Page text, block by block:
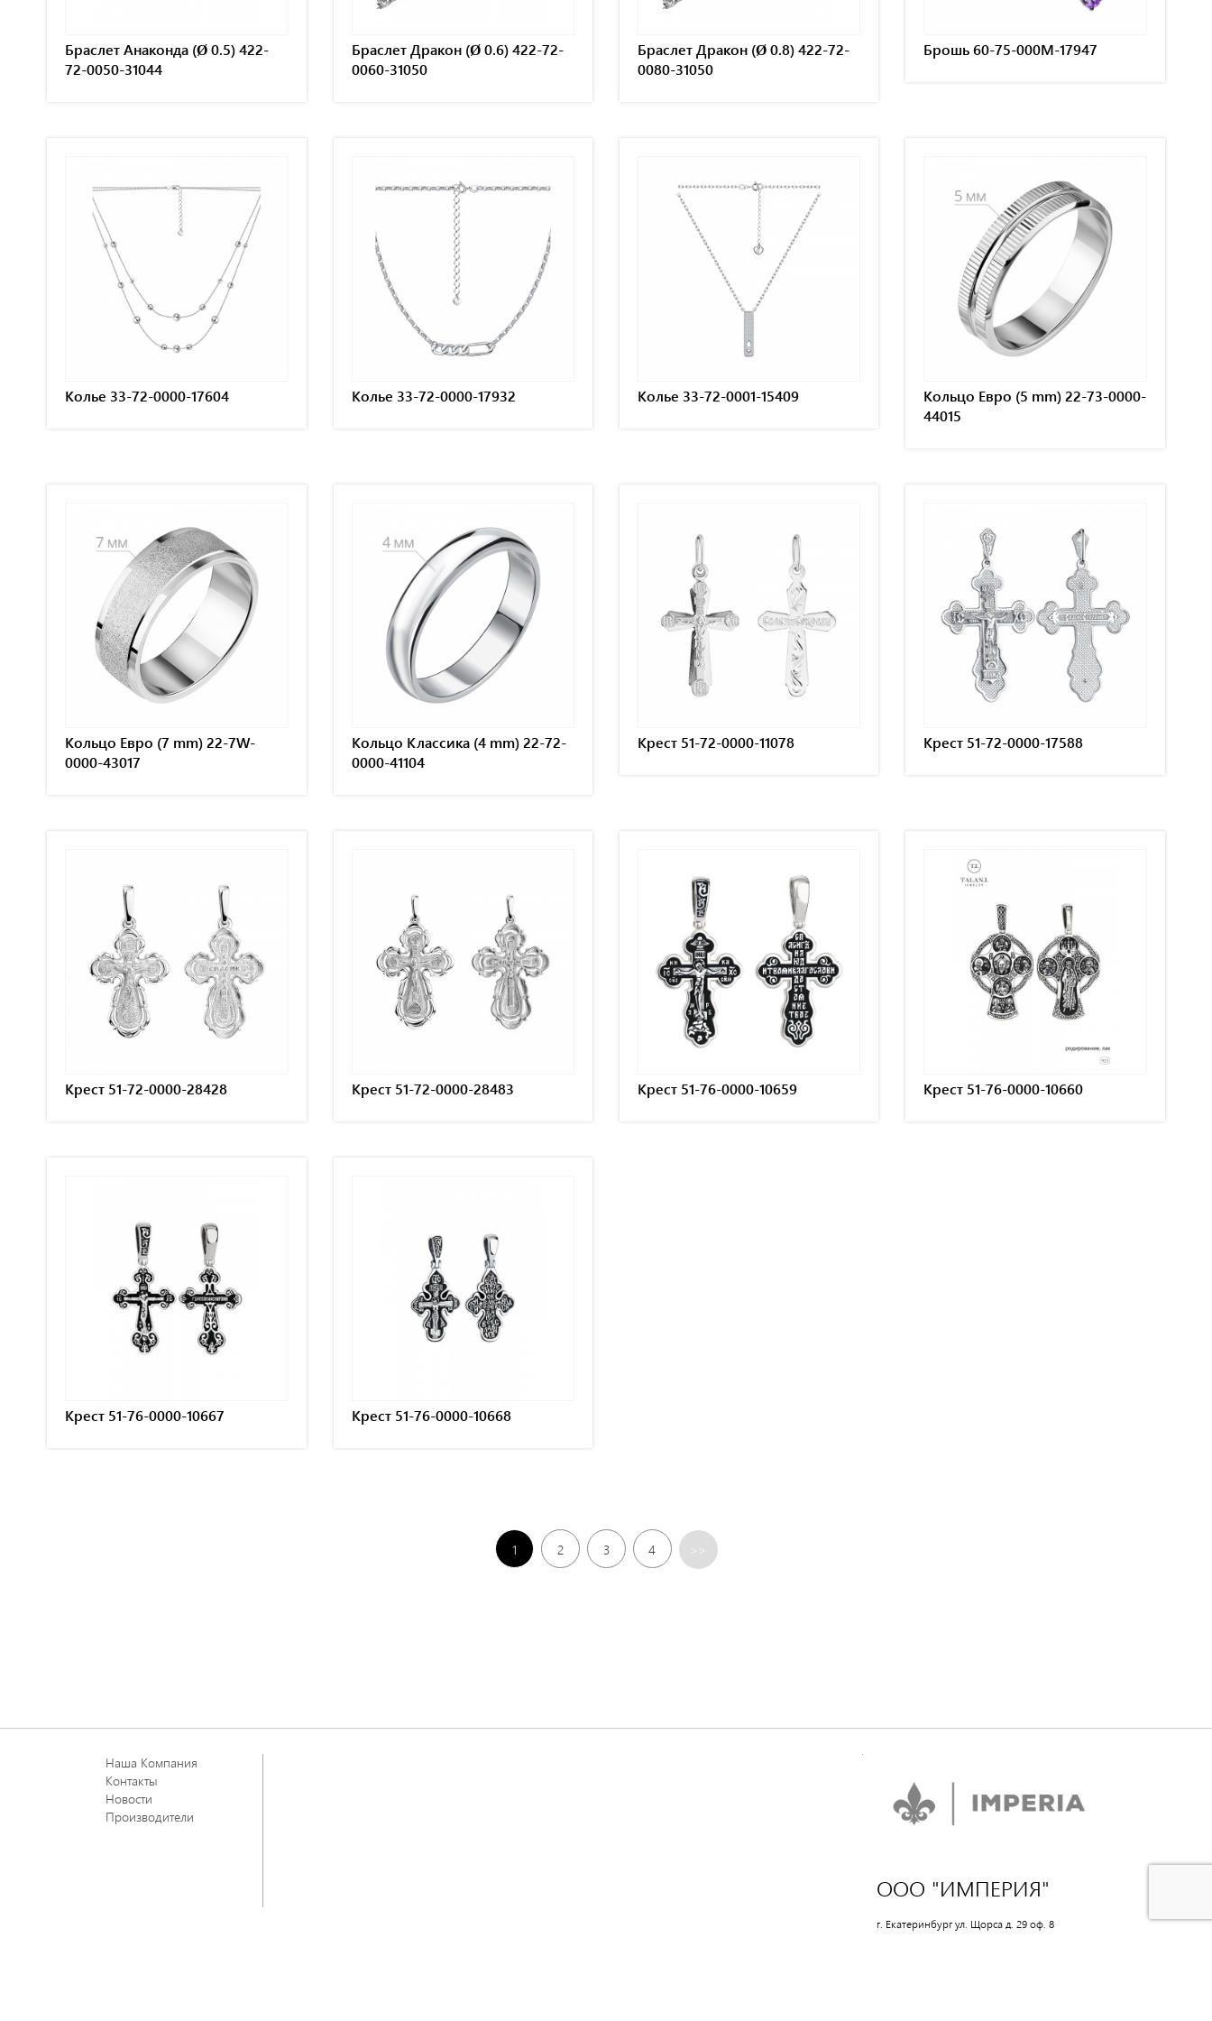
Браслет Анаконда (Ø 0.5) 422-
72-0050-31044
Браслет Дракон (Ø 0.6) 422-72-
0060-31050
Браслет Дракон (Ø 0.8) 422-72-
0080-31050
Брошь 60-75-000M-17947
Колье 33-72-0000-17604 Колье 33-72-0000-17932 Колье 33-72-0001-15409
Кольцо Евро (5 mm) 22-73-0000-
44015
Кольцо Евро (7 mm) 22-7W-
0000-43017
Кольцо Классика (4 mm) 22-72-
0000-41104
Крест 51-72-0000-11078 Крест 51-72-0000-17588
Крест 51-72-0000-28428 Крест 51-72-0000-28483 Крест 51-76-0000-10659 Крест 51-76-0000-10660
Крест 51-76-0000-10667 Крест 51-76-0000-10668
1 2 3 4 >>
Наша Компания
Контакты
Новости
Производители
ООО "ИМПЕРИЯ"
г. Екатеринбург ул. Щорса д. 29 оф. 8